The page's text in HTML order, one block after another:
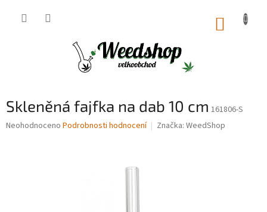
Skleněná fajfka na dab 10 cm 161806-S
Průměrné
Neohodnoceno Podrobnosti hodnocení Značka: WeedShop